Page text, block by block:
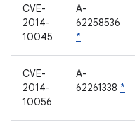
CVE-
2014-
10045
A-
62258536
*
CVE-
2014-
10056
A-
62261338 *